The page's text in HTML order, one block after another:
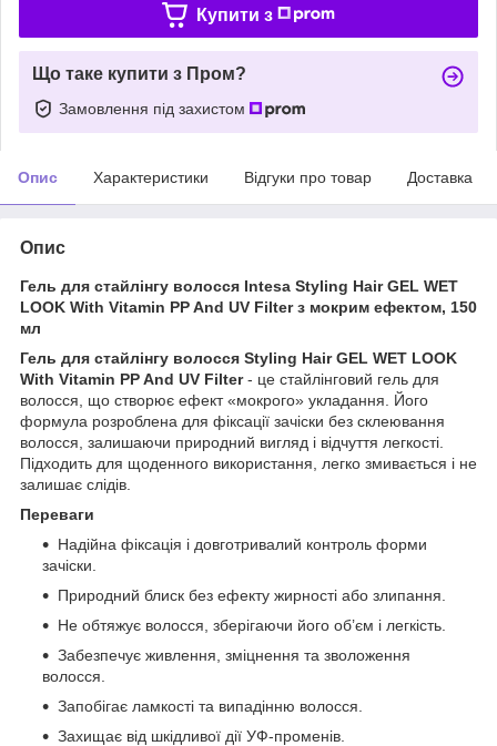
Купити з
Що таке купити з Пром?
Замовлення під захистом
Опис Характеристики Відгуки про товар Доставка
Опис
Гель для стайлінгу волосся Intesa Styling Hair GEL WET
LOOK With Vitamin PP And UV Filter з мокрим ефектом, 150
мл
Гель для стайлінгу волосся Styling Hair GEL WET LOOK
With Vitamin PP And UV Filter- це стайлінговий гель для
волосся, що створює ефект «мокрого» укладання. Його
формула розроблена для фіксації зачіски без склеювання
волосся, залишаючи природний вигляд і відчуття легкості.
Підходить для щоденного використання, легко змивається і не
залишає слідів.
Переваги
Надійна фіксація і довготривалий контроль форми
зачіски.
Природний блиск без ефекту жирності або злипання.
Не обтяжує волосся, зберігаючи його об’єм і легкість.
Забезпечує живлення, зміцнення та зволоження
волосся.
Запобігає ламкості та випадінню волосся.
Захищає від шкідливої дії УФ-променів.